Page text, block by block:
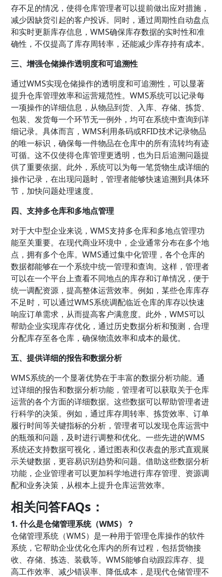
存不足的情况，使得仓库管理者可以提前做出应对措施，
减少因缺货引起的客户投诉。同时，通过周期性自动盘点
和实时更新库存信息，WMS确保库存数据的实时性和准
确性，不仅提高了库存周转率，还能减少库存持有成本。
三、增强仓储操作透明度和可追溯性
通过WMS实现仓储操作的透明度和可追溯性，可以显著
提升仓库管理效率和运营规范性。WMS系统可以记录每
一项操作的详细信息，从物品到货、入库、存储、拣货、
包装、发货每一个环节无一例外，均可在系统中查询到详
细记录。具体而言，WMS利用条码或RFID技术记录物品
的唯一标识，确保每一件物品在仓库中的所有流转均有迹
可循。这不仅使得仓库管理更透明，也为日后追溯问题提
供了重要依据。此外，系统可以为每一笔货物生成详细的
操作记录，在出现问题时，管理者能够快速追溯到具体环
节，加快问题处理速度。
四、支持多仓库和多地点管理
对于大中型企业来说，WMS支持多仓库和多地点管理功
能至关重要。在现代商业环境中，企业通常分布在多个地
点，拥有多个仓库。WMS通过集中化管理，各个仓库的
数据都能够在一个系统中统一管理和查询。这样，管理者
可以在一个平台上查看不同地点的库存和订单情况，便于
统一调配资源，提高整体运营效率。例如，某些仓库库存
不足时，可以通过WMS系统调配临近仓库的库存以快速
响应订单需求，从而提高客户满意度。此外，WMS可以
帮助企业实现库存优化，通过历史数据分析和预测，合理
分配库存至各仓库，确保物流效率和成本的最优。
五、提供详细的报告和数据分析
WMS系统的一个显著优势在于丰富的数据分析功能。通
过详细的报告和数据分析功能，管理者可以获取关于仓库
运营的各个方面的详细数据。这些数据可以帮助管理者进
行科学的决策。例如，通过库存周转率、拣货效率、订单
履行时间等关键指标的分析，管理者可以发现仓库运营中
的瓶颈和问题，及时进行调整和优化。一些先进的WMS
系统还支持数据可视化，通过图表和仪表盘的形式直观展
示关键数据，更容易识别趋势和问题。借助这些数据分析
功能，企业管理者可以更加科学地进行库存管理、资源调
配和业务决策，从根本上提升仓库运营效率。
相关问答FAQs：
1. 什么是仓储管理系统（WMS）？
仓储管理系统（WMS）是一种用于管理仓库操作的软件
系统，它帮助企业优化仓库内的所有过程，包括货物接
收、存储、拣选、装载等。WMS能够自动跟踪库存、提
高工作效率、减少错误率、降低成本，是现代仓储管理不